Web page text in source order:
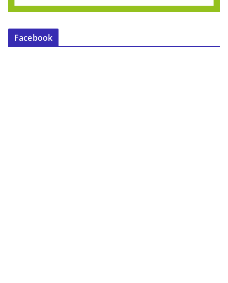
Facebook